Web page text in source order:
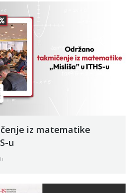
iz matematike
u